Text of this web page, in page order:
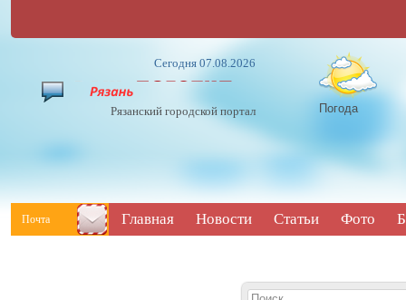
Сегодня 07.08.2026
Рязанский городской портал Погода
Почта Главная Новости Статьи Фото